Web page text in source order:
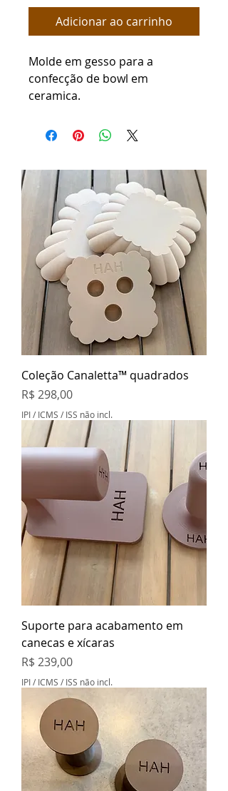
Adicionar ao carrinho
Molde em gesso para a
confecção de bowl em
ceramica.
Coleção Canaletta™ quadrados
Preço
R$ 298,00
IPI / ICMS / ISS não incl.
Suporte para acabamento em
canecas e xícaras
Preço
R$ 239,00
IPI / ICMS / ISS não incl.